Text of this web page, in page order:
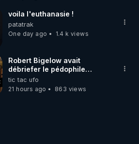
voila l'euthanasie !
patatrak
One day ago
1.4 k views
Robert Bigelow avait
débriefer le pédophile
génocidaire de donald j
trump
tic tac ufo
21 hours ago
863 views